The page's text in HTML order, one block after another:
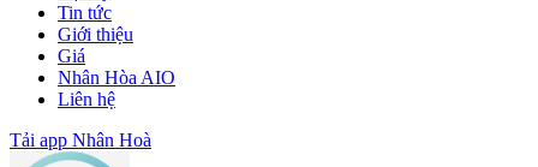
Tin tức
Giới thiệu
Giá
Nhân Hòa AIO
Liên hệ
Tải app Nhân Hoà